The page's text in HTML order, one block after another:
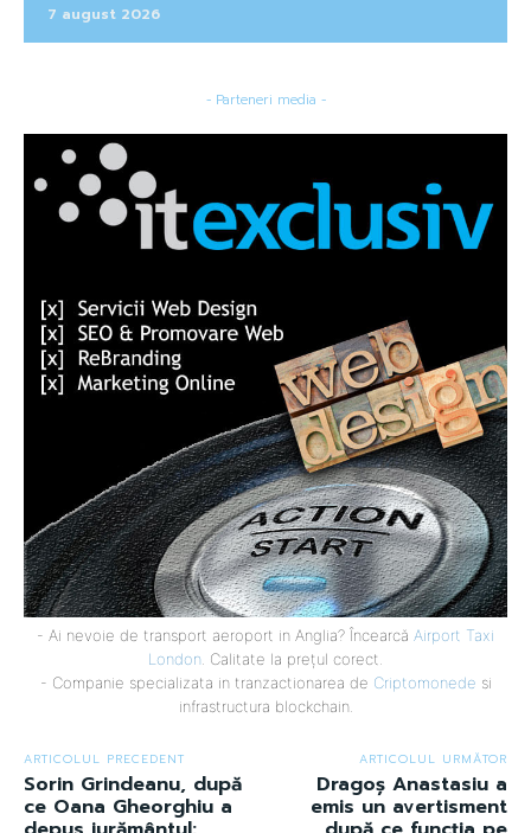
7 august 2026
- Parteneri media -
- Ai nevoie de transport aeroport in Anglia? Încearcă Airport Taxi
London . Calitate la prețul corect.
- Companie specializata in tranzactionarea de Criptomonede si
infrastructura blockchain.
ARTICOLUL PRECEDENT
Sorin Grindeanu, după
ce Oana Gheorghiu a
ARTICOLUL URMĂTOR
Dragoș Anastasiu a
emis un avertisment